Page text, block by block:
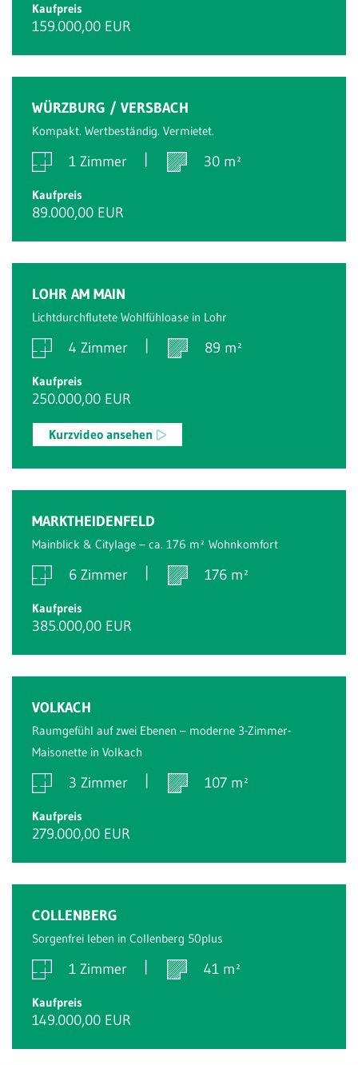
Kaufpreis
159.000,00 EUR
WÜRZBURG / VERSBACH
Kompakt. Wertbeständig. Vermietet.
1 Zimmer 30 m²
Kaufpreis
89.000,00 EUR
LOHR AM MAIN
Lichtdurchflutete Wohlfühloase in Lohr
4 Zimmer 89 m²
Kaufpreis
250.000,00 EUR
Kurzvideo ansehen
MARKTHEIDENFELD
Mainblick & Citylage – ca. 176 m² Wohnkomfort
6 Zimmer 176 m²
Kaufpreis
385.000,00 EUR
VOLKACH
Raumgefühl auf zwei Ebenen – moderne 3-Zimmer-
Maisonette in Volkach
3 Zimmer 107 m²
Kaufpreis
279.000,00 EUR
COLLENBERG
Sorgenfrei leben in Collenberg 50plus
1 Zimmer 41 m²
Kaufpreis
149.000,00 EUR